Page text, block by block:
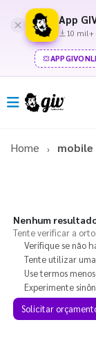
App
10 mil+
Home mobile
Nenhum
Tente verificar a
Verifique se não
Tente utilizar
Use termos
Experimente
Solicitar